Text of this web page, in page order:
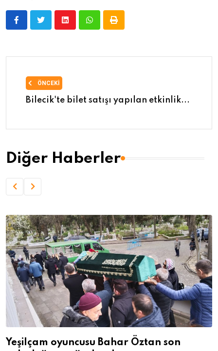
ÖNCEKI
Bilecik'te bilet satışı yapılan etkinlik...
Diğer Haberler
Yeşilçam oyuncusu Bahar Öztan son